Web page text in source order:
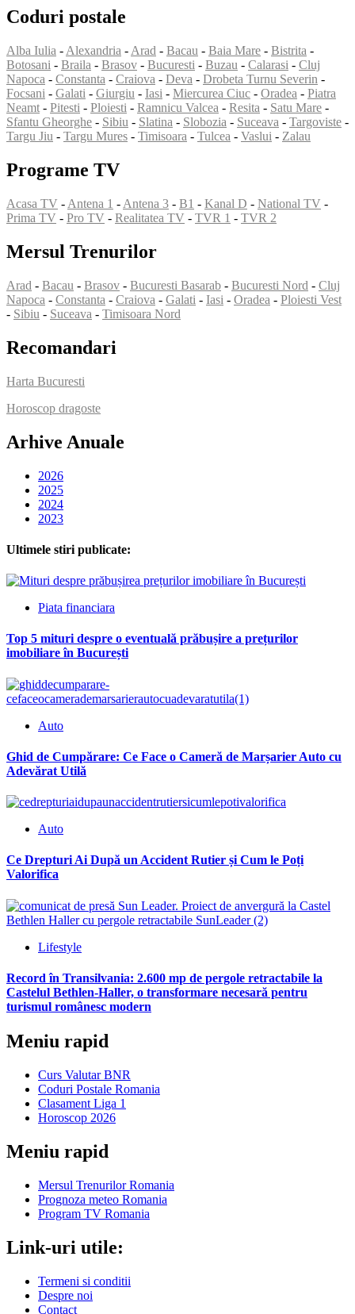
Coduri postale
Alba Iulia - Alexandria - Arad - Bacau - Baia Mare - Bistrita -
Botosani - Braila - Brasov - Bucuresti - Buzau - Calarasi - Cluj
Napoca - Constanta - Craiova - Deva - Drobeta Turnu Severin -
Focsani - Galati - Giurgiu - Iasi - Miercurea Ciuc - Oradea - Piatra
Neamt - Pitesti - Ploiesti - Ramnicu Valcea - Resita - Satu Mare -
Sfantu Gheorghe - Sibiu - Slatina - Slobozia - Suceava - Targoviste -
Targu Jiu - Targu Mures - Timisoara - Tulcea - Vaslui - Zalau
Programe TV
Acasa TV - Antena 1 - Antena 3 - B1 - Kanal D - National TV -
Prima TV - Pro TV - Realitatea TV - TVR 1 - TVR 2
Mersul Trenurilor
Arad - Bacau - Brasov - Bucuresti Basarab - Bucuresti Nord - Cluj
Napoca - Constanta - Craiova - Galati - Iasi - Oradea - Ploiesti Vest
- Sibiu - Suceava - Timisoara Nord
Recomandari
Harta Bucuresti
Horoscop dragoste
Arhive Anuale
2026
2025
2024
2023
Ultimele stiri publicate:
Piata financiara
Top 5 mituri despre o eventuală prăbușire a prețurilor
imobiliare în București
Auto
Ghid de Cumpărare: Ce Face o Cameră de Marșarier Auto cu
Adevărat Utilă
Auto
Ce Drepturi Ai După un Accident Rutier și Cum le Poți
Valorifica
Lifestyle
Record în Transilvania: 2.600 mp de pergole retractabile la
Castelul Bethlen-Haller, o transformare necesară pentru
turismul românesc modern
Meniu rapid
Curs Valutar BNR
Coduri Postale Romania
Clasament Liga 1
Horoscop 2026
Meniu rapid
Mersul Trenurilor Romania
Prognoza meteo Romania
Program TV Romania
Link-uri utile:
Termeni si conditii
Despre noi
Contact